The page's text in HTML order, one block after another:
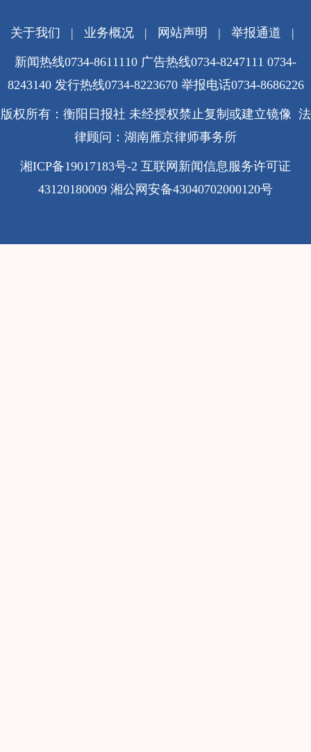
关于我们 | 业务概况| 网站声明 | 举报通道 |
新闻热线0734-8611110 广告热线0734-8247111 0734-
8243140 发行热线0734-8223670 举报电话0734-8686226
版权所有：衡阳日报社 未经授权禁止复制或建立镜像 法
律顾问：湖南雁京律师事务所
湘ICP备19017183号-2 互联网新闻信息服务许可证
43120180009 湘公网安备43040702000120号